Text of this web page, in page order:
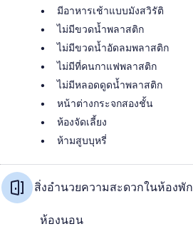
มีอาหารเช้าแบบมังสวิรัติ
ไม่มีขวดน้ำพลาสติก
ไม่มีขวดน้ำอัดลมพลาสติก
ไม่มีที่คนกาแฟพลาสติก
ไม่มีหลอดดูดน้ำพลาสติก
หน้าต่างกระจกสองชั้น
ห้องจัดเลี้ยง
ห้ามสูบบุหรี่
สิ่งอำนวยความสะดวกในห้องพัก
ห้องนอน